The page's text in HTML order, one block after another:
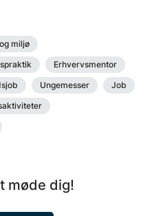
miljø
Erhvervsmentor
Ungemesser
Job
møde dig!